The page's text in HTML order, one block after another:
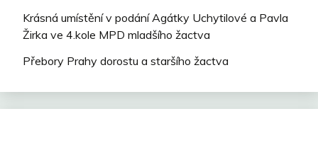
Krásná umístění v podání Agátky Uchytilové a Pavla
Žirka ve 4.kole MPD mladšího žactva
Přebory Prahy dorostu a staršího žactva